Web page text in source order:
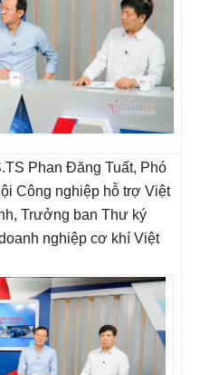
Phan Đăng Tuất, Phó
Công nghiệp hỗ trợ Việt
Trưởng ban Thư ký
nghiệp cơ khí Việt